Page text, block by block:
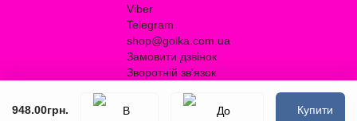
948.00грн. Купити
Viber
Telegram
shop@golka.com.ua
Замовити дзвінок
Зворотній зв'язок